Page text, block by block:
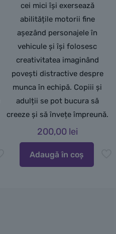
cei mici își exersează
abilitățile motorii fine
așezând personajele în
vehicule și își folosesc
creativitatea imaginând
povești distractive despre
munca în echipă. Copiii și
adulții se pot bucura să
creeze și să învețe împreună.
200,00 lei
Adaugă în coș